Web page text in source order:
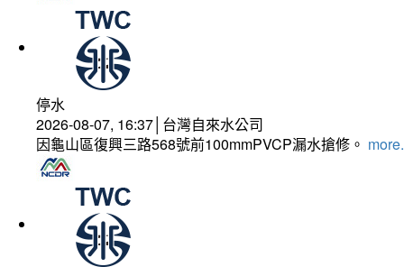
停水
2026-08-07, 16:37│台灣自來水公司
因龜山區復興三路568號前100mmPVCP漏水搶修。